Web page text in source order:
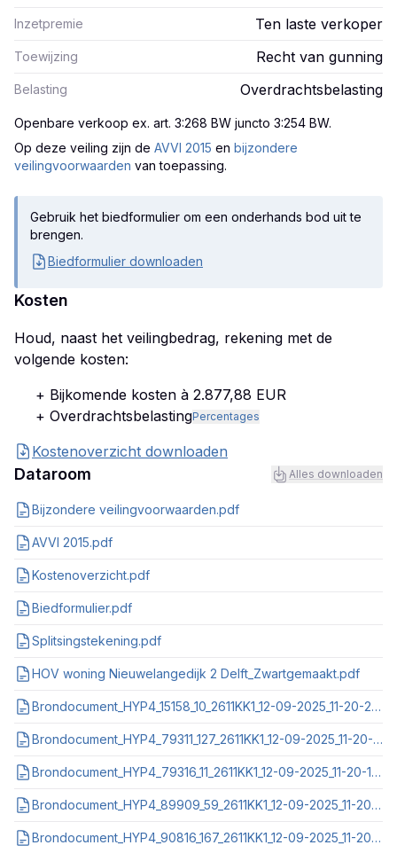
Inzetpremie Ten laste verkoper
Toewijzing Recht van gunning
Belasting Overdrachtsbelasting
Openbare verkoop ex. art. 3:268 BW juncto 3:254 BW.
Op deze veiling zijn de AVVI 2015 en bijzondere
veilingvoorwaarden van toepassing.
Gebruik het biedformulier om een onderhands bod uit te
brengen.
Biedformulier downloaden
Kosten
Houd, naast het veilingbedrag, rekening met de
volgende kosten:
+ Bijkomende kosten à 2.877,88 EUR
+ OverdrachtsbelastingPercentages
Kostenoverzicht downloaden
Dataroom Alles downloaden
Bijzondere veilingvoorwaarden.pdf
AVVI 2015.pdf
Kostenoverzicht.pdf
Biedformulier.pdf
Splitsingstekening.pdf
HOV woning Nieuwelangedijk 2 Delft_Zwartgemaakt.pdf
Brondocument_HYP4_15158_10_2611KK1_12-09-2025_11-20-21.pdf
Brondocument_HYP4_79311_127_2611KK1_12-09-2025_11-20-15.pdf
Brondocument_HYP4_79316_11_2611KK1_12-09-2025_11-20-18.pdf
Brondocument_HYP4_89909_59_2611KK1_12-09-2025_11-20-22.pdf
Brondocument_HYP4_90816_167_2611KK1_12-09-2025_11-20-20.pdf